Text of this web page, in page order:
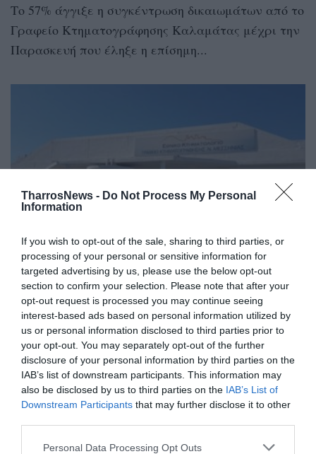
TharrosNews - Do Not Process My Personal
Information
If you wish to opt-out of the sale, sharing to third parties, or
processing of your personal or sensitive information for
targeted advertising by us, please use the below opt-out
section to confirm your selection. Please note that after your
opt-out request is processed you may continue seeing
interest-based ads based on personal information utilized by
us or personal information disclosed to third parties prior to
your opt-out. You may separately opt-out of the further
disclosure of your personal information by third parties on the
IAB’s list of downstream participants. This information may
also be disclosed by us to third parties on the IAB’s List of
Downstream Participants that may further disclose it to other
Personal Data Processing Opt Outs
Το 57% άγγιξε η συγκέντρωση δικαιωμάτων από το
Γραφείο Κτηματογράφησης Καλαμάτας μέχρι την
Παρασκευή που έληξε η επίσημη...
Κλείνει σήμερα η Κτηματογράφηση
για τη Μεσσηνία
29/11/2019 08:34
Λήγει σήμερα η προθεσμία κατάθεσης δηλώσεων
για τις ιδιοκτησίες πολιτών και φορέων της
Μεσσηνίας στο Γραφείο Κτηματογράφησης της...